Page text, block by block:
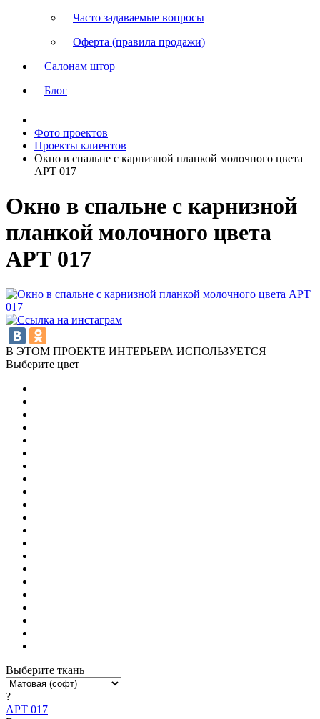
Часто задаваемые вопросы
Оферта (правила продажи)
Салонам штор
Блог
Фото проектов
Проекты клиентов
Окно в спальне с карнизной планкой молочного цвета
АРТ 017
Окно в спальне с карнизной
планкой молочного цвета
АРТ 017
В ЭТОМ ПРОЕКТЕ ИНТЕРЬЕРА ИСПОЛЬЗУЕТСЯ
Выберите цвет
Выберите ткань
?
АРТ 017